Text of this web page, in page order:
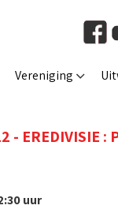
Vereniging
- EREDIVISIE :
uur